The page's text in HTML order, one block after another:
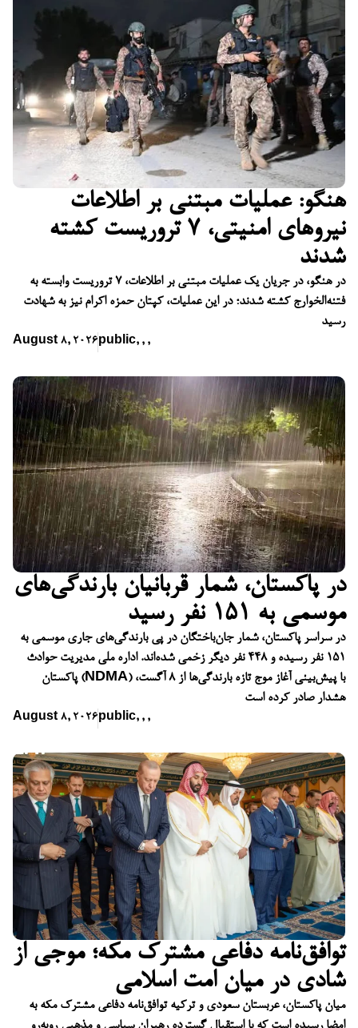
هنگو: عملیات مبتنی بر اطلاعات
نیروهای امنیتی، ۷ تروریست کشته
شدند
در هنگو، در جریان یک عملیات مبتنی بر اطلاعات، ۷ تروریست وابسته به
فتنه‌الخوارج کشته شدند؛ در این عملیات، کپتان حمزه اکرام نیز به شهادت
رسید
August 8, 2026 public, , ,
در پاکستان، شمار قربانیان بارندگی‌های
موسمی به ۱۵۱ نفر رسید
در سراسر پاکستان، شمار جان‌باختگان در پی بارندگی‌های جاری موسمی به
۱۵۱ نفر رسیده و ۴۴۸ نفر دیگر زخمی شده‌اند. اداره ملی مدیریت حوادث
پاکستان (NDMA) با پیش‌بینی آغاز موج تازه بارندگی‌ها از ۸ آگست،
هشدار صادر کرده است
August 8, 2026 public, , ,
توافق‌نامه دفاعی مشترک مکه؛ موجی از
شادی در میان امت اسلامی
میان پاکستان، عربستان سعودی و ترکیه توافق‌نامه دفاعی مشترک مکه به